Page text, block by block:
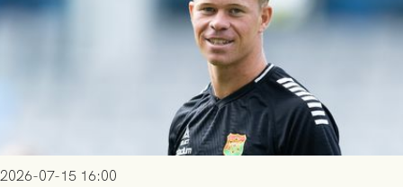
2026-07-15 16:00